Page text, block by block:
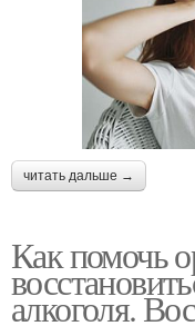
читать дальше →
Как помочь
алкоголя.